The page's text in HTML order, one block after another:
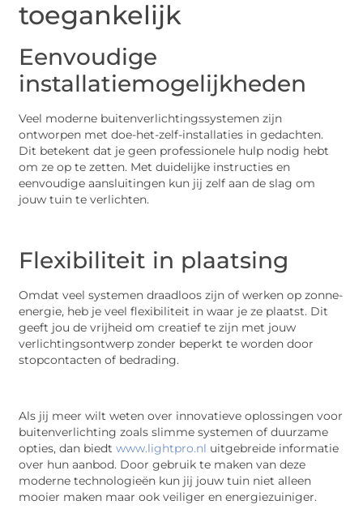
toegankelijk
Eenvoudige
installatiemogelijkheden
Veel moderne buitenverlichtingssystemen zijn
ontworpen met doe-het-zelf-installaties in gedachten.
Dit betekent dat je geen professionele hulp nodig hebt
om ze op te zetten. Met duidelijke instructies en
eenvoudige aansluitingen kun jij zelf aan de slag om
jouw tuin te verlichten.
Flexibiliteit in plaatsing
Omdat veel systemen draadloos zijn of werken op zonne-
energie, heb je veel flexibiliteit in waar je ze plaatst. Dit
geeft jou de vrijheid om creatief te zijn met jouw
verlichtingsontwerp zonder beperkt te worden door
stopcontacten of bedrading.
Als jij meer wilt weten over innovatieve oplossingen voor
buitenverlichting zoals slimme systemen of duurzame
opties, dan biedtwww.lightpro.nl uitgebreide informatie
over hun aanbod. Door gebruik te maken van deze
moderne technologieën kun jij jouw tuin niet alleen
mooier maken maar ook veiliger en energiezuiniger.